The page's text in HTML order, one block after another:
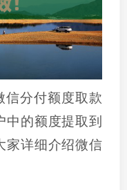
信分付额度取款
中的额度提取到
家详细介绍微信